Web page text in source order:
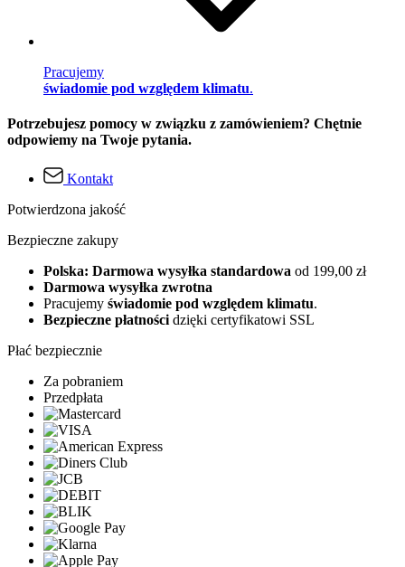
Pracujemy
świadomie pod względem klimatu.
Potrzebujesz pomocy w związku z zamówieniem? Chętnie
odpowiemy na Twoje pytania.
Kontakt
Potwierdzona jakość
Bezpieczne zakupy
Polska: Darmowa wysyłka standardowa od 199,00 zł
Darmowa wysyłka zwrotna
Pracujemy świadomie pod względem klimatu.
Bezpieczne płatności dzięki certyfikatowi SSL
Płać bezpiecznie
Za pobraniem
Przedpłata